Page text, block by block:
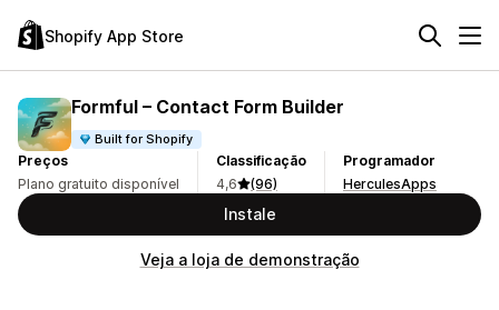
Shopify App Store
Formful – Contact Form Builder
Built for Shopify
Preços
Plano gratuito disponível
Classificação
4,6
(96)
Programador
HerculesApps
Instale
Veja a loja de demonstração